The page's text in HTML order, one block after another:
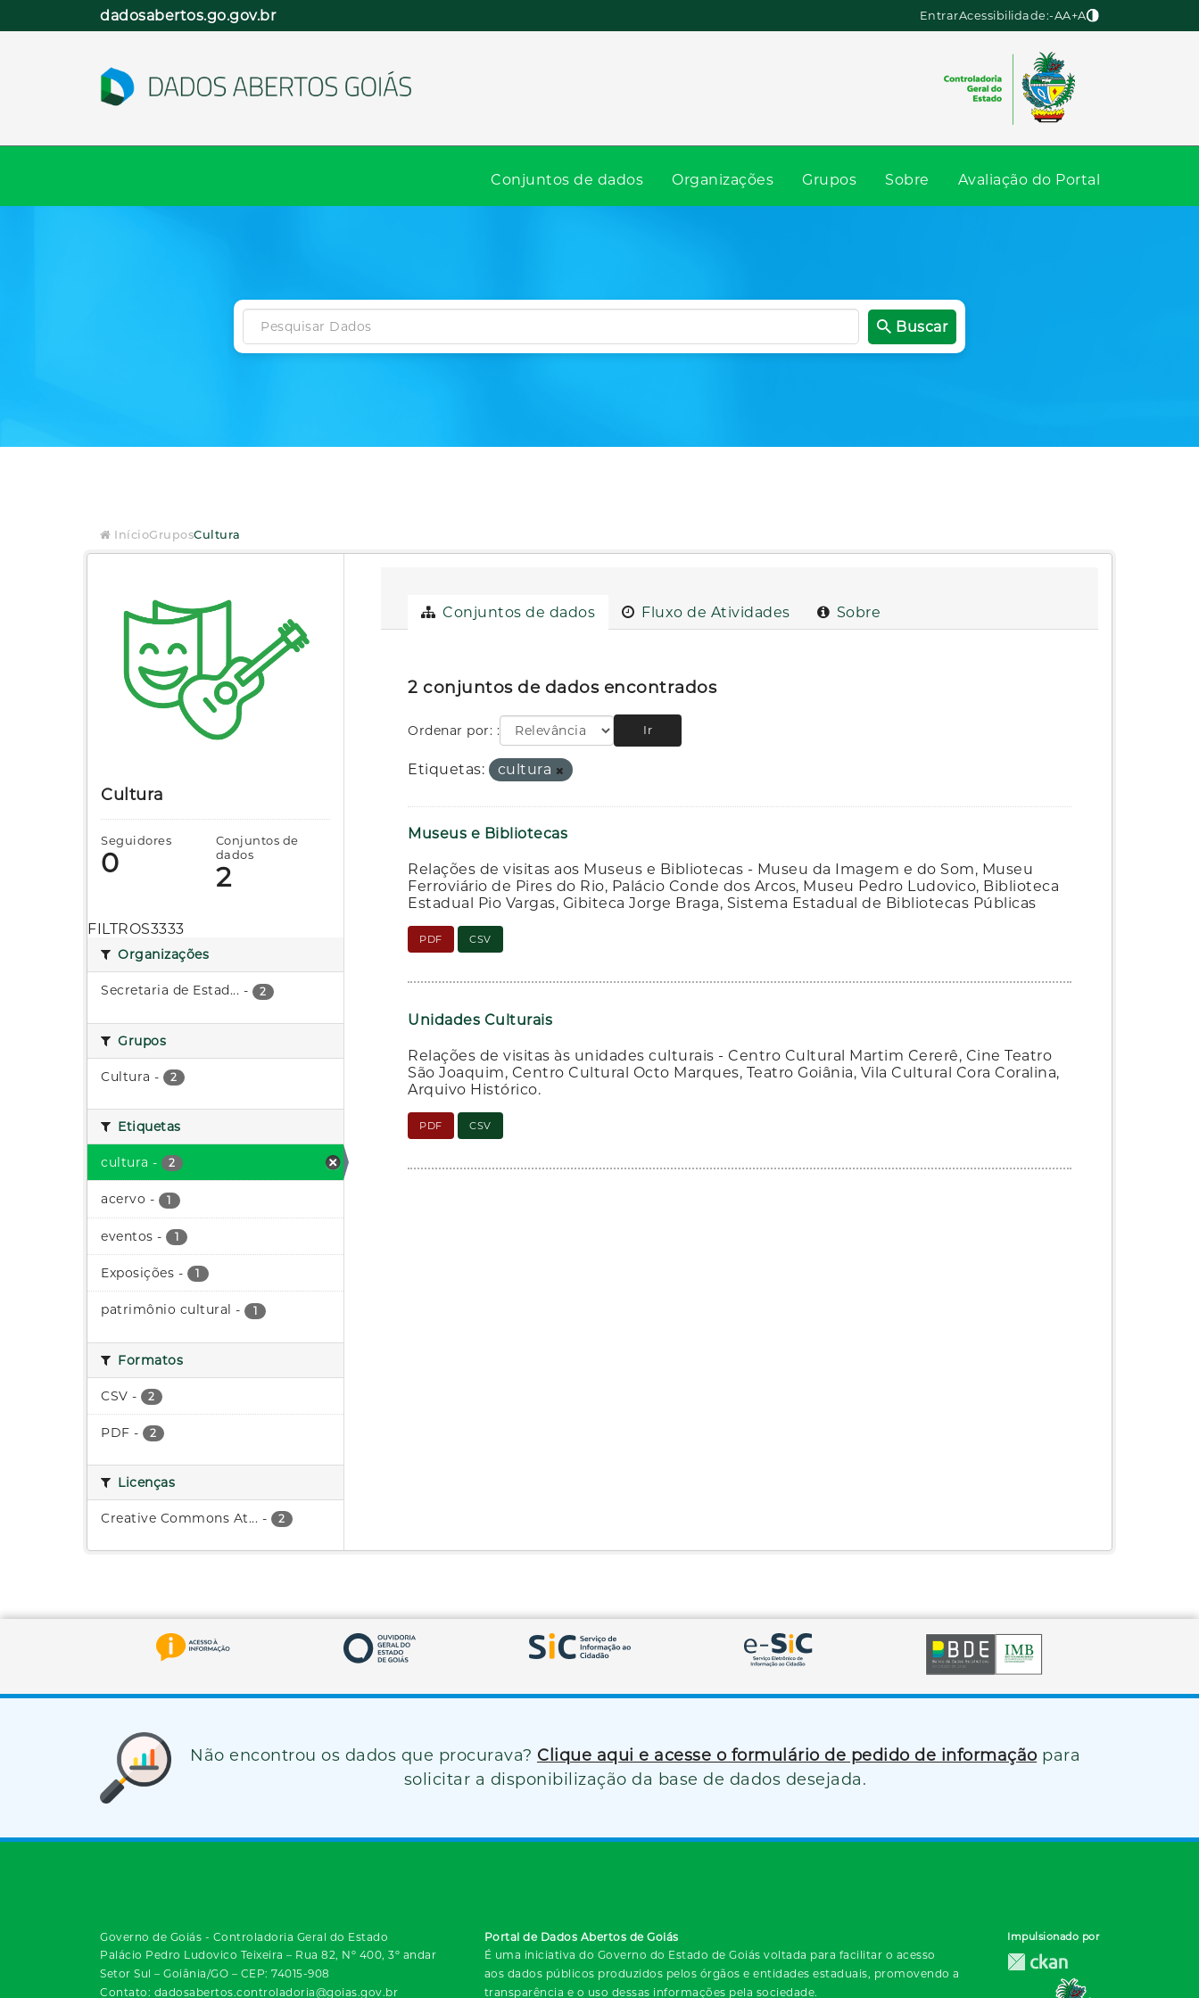
dadosabertos.go.gov.br EntrarAcessibilidade:-AA+A
Conjuntos de dados Organizações Grupos Sobre Avaliação do Portal
Buscar
InícioGruposCultura
Cultura
Seguidores
0
Conjuntos de
dados
2
FILTROS3333
Organizações
Secretaria de Estad... - 2
Grupos
Cultura - 2
Etiquetas
cultura - 2
acervo - 1
eventos - 1
Exposições - 1
patrimônio cultural - 1
Formatos
CSV - 2
PDF - 2
Licenças
Creative Commons At... - 2
Conjuntos de dados Fluxo de Atividades Sobre
2 conjuntos de dados encontrados
Ordenar por: Ir
Etiquetas: cultura
Museus e Bibliotecas
Relações de visitas aos Museus e Bibliotecas - Museu da Imagem e do Som, Museu
Ferroviário de Pires do Rio, Palácio Conde dos Arcos, Museu Pedro Ludovico, Biblioteca
Estadual Pio Vargas, Gibiteca Jorge Braga, Sistema Estadual de Bibliotecas Públicas
PDF CSV
Unidades Culturais
Relações de visitas às unidades culturais - Centro Cultural Martim Cererê, Cine Teatro
São Joaquim, Centro Cultural Octo Marques, Teatro Goiânia, Vila Cultural Cora Coralina,
Arquivo Histórico.
PDF CSV
Não encontrou os dados que procurava? Clique aqui e acesse o formulário de pedido de informação para
solicitar a disponibilização da base de dados desejada.
Governo de Goiás - Controladoria Geral do Estado
Palácio Pedro Ludovico Teixeira – Rua 82, Nº 400, 3º andar
Setor Sul – Goiânia/GO – CEP: 74015-908
Contato: dadosabertos.controladoria@goias.gov.br
Portal de Dados Abertos de Goiás
É uma iniciativa do Governo do Estado de Goiás voltada para facilitar o acesso
aos dados públicos produzidos pelos órgãos e entidades estaduais, promovendo a
transparência e o uso dessas informações pela sociedade.
Impulsionado por